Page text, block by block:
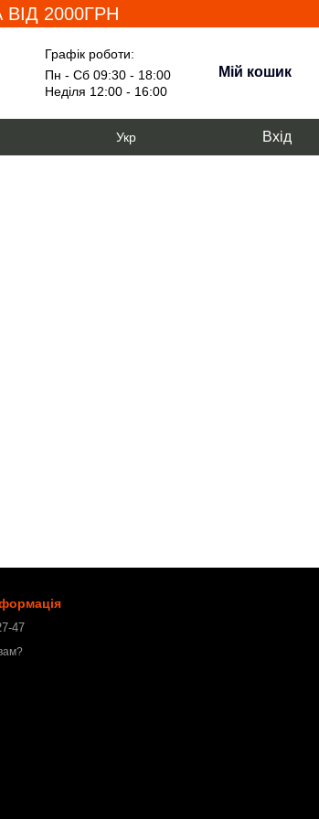
2000ГРН
Графік роботи:
Пн - Сб 09:30 - 18:00
Неділя 12:00 - 16:00
Мій кошик
Укр Вхід
47